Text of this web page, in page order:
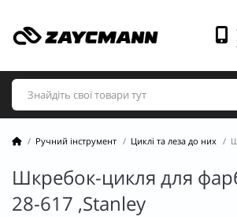
Ручний інструмент Циклі та леза до них
Шкребок-цикля для
28-617 ,Stanley